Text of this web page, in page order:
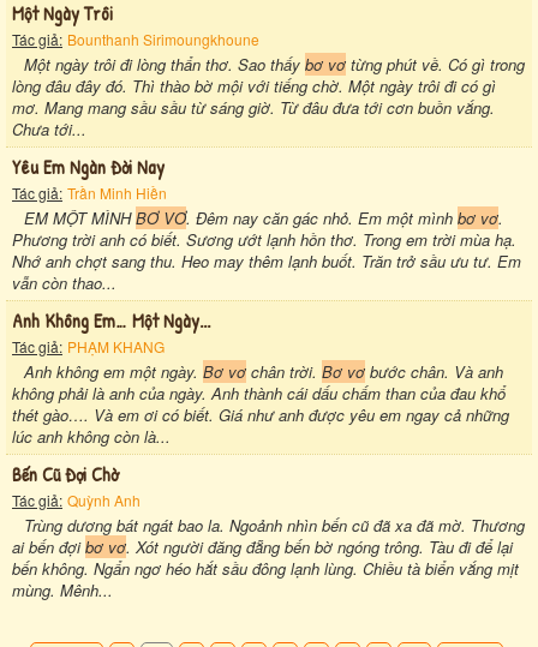
Một Ngày Trôi
Tác giả: Bounthanh Sirimoungkhoune
Một ngày trôi đi lòng thẩn thơ. Sao thấy bơ vơ từng phút về. Có gì trong
lòng đâu đây đó. Thì thào bờ mội với tiếng chờ. Một ngày trôi đi có gì
mơ. Mang mang sầu sầu từ sáng giờ. Từ đâu đưa tới cơn buồn vắng.
Chưa tới...
Yêu Em Ngàn Đời Nay
Tác giả: Trần Minh Hiền
EM MỘT MÌNHBƠ VƠ. Đêm nay căn gác nhỏ. Em một mình bơ vơ.
Phương trời anh có biết. Sương ướt lạnh hồn thơ. Trong em trời mùa hạ.
Nhớ anh chợt sang thu. Heo may thêm lạnh buốt. Trăn trở sầu ưu tư. Em
vẫn còn thao...
Anh Không Em… Một Ngày...
Tác giả: PHẠM KHANG
Anh không em một ngày. Bơ vơ chân trời. Bơ vơ bước chân. Và anh
không phải là anh của ngày. Anh thành cái dấu chấm than của đau khổ
thét gào…. Và em ơi có biết. Giá như anh được yêu em ngay cả những
lúc anh không còn là...
Bến Cũ Đợi Chờ
Tác giả: Quỳnh Anh
Trùng dương bát ngát bao la. Ngoảnh nhìn bến cũ đã xa đã mờ. Thương
ai bến đợibơ vơ. Xót người đăng đẵng bến bờ ngóng trông. Tàu đi để lại
bến không. Ngẩn ngơ héo hắt sầu đông lạnh lùng. Chiều tà biển vắng mịt
mùng. Mênh...